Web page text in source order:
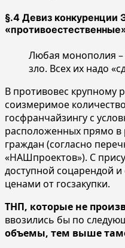
§.4 Девиз конкуренции
Любая монополия –
зло. Всех их надо
В противовес крупному
соизмеримое
госфранчайзингу с
расположенных прямо
граждан (согласно
«НАШпроектов»). С
доступной соцарендой
ценами от госзакупки.
ТНП, которые не
ввозились бы по
объемы, тем выше